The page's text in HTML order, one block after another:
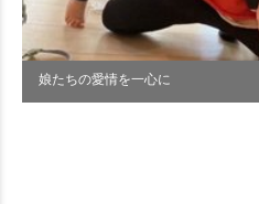
娘たちの愛情を一心に